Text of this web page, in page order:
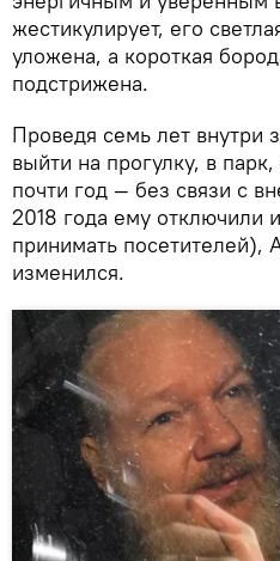
жестикулирует, его
уложена, а короткая
подстрижена.
Проведя семь лет внутри
выйти на прогулку, в
почти год — без связи с
2018 года ему отключили
принимать посетителей),
изменился.